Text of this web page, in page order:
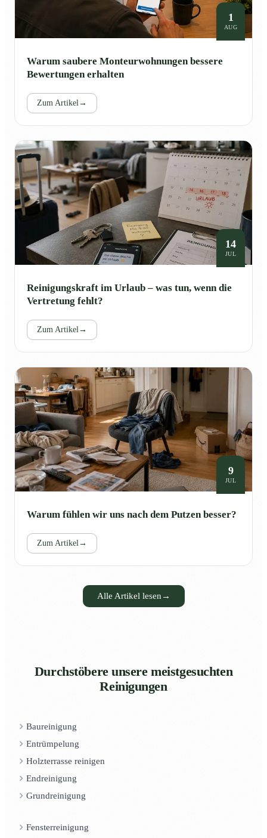
1
AUG
Warum saubere Monteurwohnungen bessere
Bewertungen erhalten
Zum Artikel →
14
JUL
Reinigungskraft im Urlaub – was tun, wenn die
Vertretung fehlt?
Zum Artikel →
9
JUL
Warum fühlen wir uns nach dem Putzen besser?
Zum Artikel →
Alle Artikel lesen →
Durchstöbere unsere meistgesuchten
Reinigungen
Baureinigung
Entrümpelung
Holzterrasse reinigen
Endreinigung
Grundreinigung
Fensterreinigung